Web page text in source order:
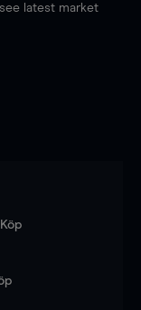
latest market